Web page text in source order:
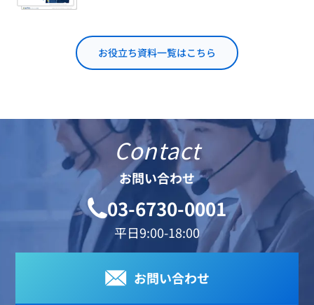
お役立ち資料一覧はこちら
Contact
お問い合わせ
03-6730-0001
平日9:00-18:00
お問い合わせ